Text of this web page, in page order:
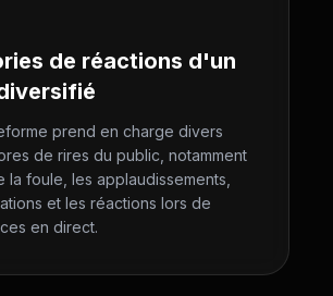
de réactions d'un
prend en charge divers
de rires du public, notamment
la foule, les applaudissements,
et les réactions lors de
en direct.